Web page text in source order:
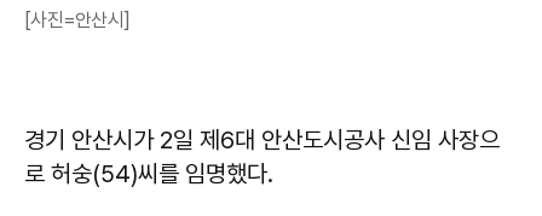
[사진=안산시]
경기 안산시가 2일 제6대 안산도시공사 신임 사장으
로 허숭(54)씨를 임명했다.